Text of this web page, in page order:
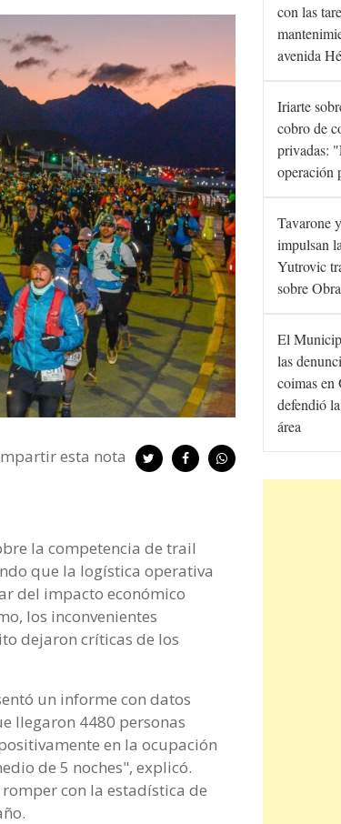
esta nota
la competencia de trail
que la logística operativa
del impacto económico
los inconvenientes
dejaron críticas de los
un informe con datos
llegaron 4480 personas
en la ocupación
de 5 noches", explicó.
con la estadística de
con las
avenida
Iriarte
cobro de
privadas:
operación
Tavarone
impulsan
Yutrovic
sobre
El
las
coimas en
defendió
área